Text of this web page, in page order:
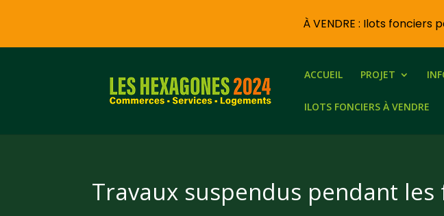
ACCUEIL PROJET
ILOTS FONCIERS À VENDRE
Travaux suspendus pendant les
À VENDRE : Ilots fonciers